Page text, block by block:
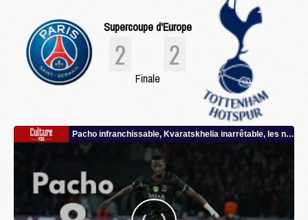
Supercoupe d'Europe
2 2
Finale